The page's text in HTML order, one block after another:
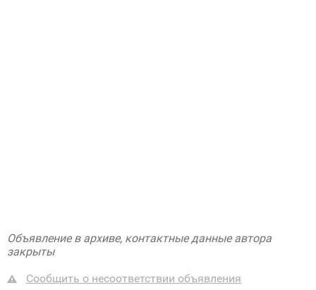
Объявление в архиве, контактные данные автора
закрыты
Сообщить о несоответствии объявления